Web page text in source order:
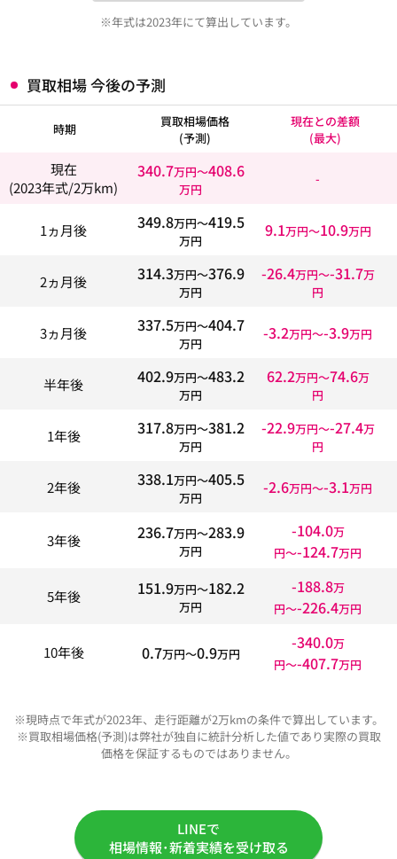
※年式は2023年にて算出しています。
買取相場 今後の予測
時期
買取相場価格
(予測)
現在との差額
(最大)
現在
(2023年式/2万km)
340.7万円〜408.6
万円
-
1ヵ月後 349.8万円〜419.5
万円 9.1万円〜10.9万円
2ヵ月後 314.3万円〜376.9
万円
-26.4万円〜-31.7万
円
3ヵ月後 337.5万円〜404.7
万円 -3.2万円〜-3.9万円
半年後 402.9万円〜483.2
万円
62.2万円〜74.6万
円
1年後 317.8万円〜381.2
万円
-22.9万円〜-27.4万
円
2年後 338.1万円〜405.5
万円 -2.6万円〜-3.1万円
3年後 236.7万円〜283.9
万円
-104.0万
円〜-124.7万円
5年後 151.9万円〜182.2
万円
-188.8万
円〜-226.4万円
10年後 0.7万円〜0.9万円
-340.0万
円〜-407.7万円
※現時点で年式が2023年、走行距離が2万kmの条件で算出しています。
※買取相場価格(予測)は弊社が独自に統計分析した値であり実際の買取
価格を保証するものではありません。
LINEで
相場情報･新着実績を受け取る